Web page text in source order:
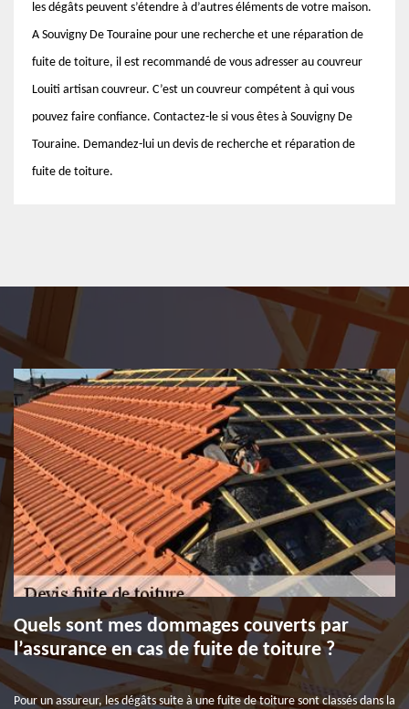
les dégâts peuvent s’étendre à d’autres éléments de votre maison.
A Souvigny De Touraine pour une recherche et une réparation de
fuite de toiture, il est recommandé de vous adresser au couvreur
Louiti artisan couvreur. C’est un couvreur compétent à qui vous
pouvez faire confiance. Contactez-le si vous êtes à Souvigny De
Touraine. Demandez-lui un devis de recherche et réparation de
fuite de toiture.
Quels sont mes dommages couverts par
l’assurance en cas de fuite de toiture ?
Pour un assureur, les dégâts suite à une fuite de toiture sont classés dans la